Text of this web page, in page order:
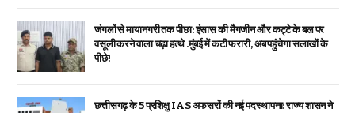
जंगलों से मायानगरी तक पीछा: इंसास की मैगजीन और कट्टे के बल पर
वसूली करने वाला चढ़ा हत्थे .मुंबई में कटी फरारी, अब पहुंचेगा सलाखों के
पीछे!
छत्तीसगढ़ के 5 प्रशिक्षु IAS अफसरों की नई पदस्थापना: राज्य शासन ने